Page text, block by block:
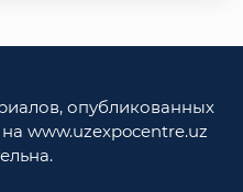
Олий Мажлиса
Республикиопубликованных
www.uzexpocentre.uz